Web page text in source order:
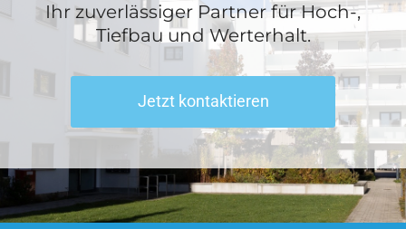
Ihr zuverlässiger Partner für Hoch-,
Tiefbau und Werterhalt.
Jetzt kontaktieren